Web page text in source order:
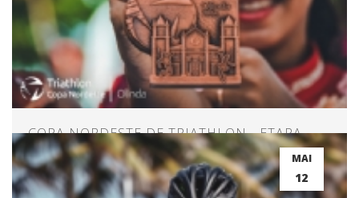
COPA NORDESTE DE TRIATHLON - ETAPA
OLINDA
MAI
12